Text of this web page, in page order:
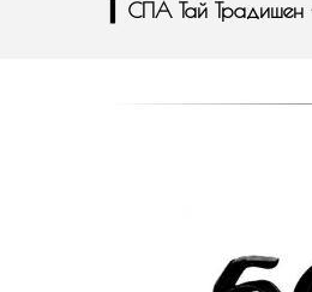
▎СПА Тай Традишен